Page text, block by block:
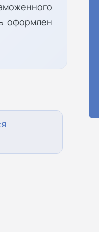
оформлен